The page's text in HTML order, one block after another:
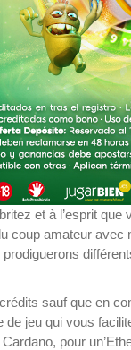
et à l’esprit
coup amateur avec
sauf que en
de jeu qui vous
pour